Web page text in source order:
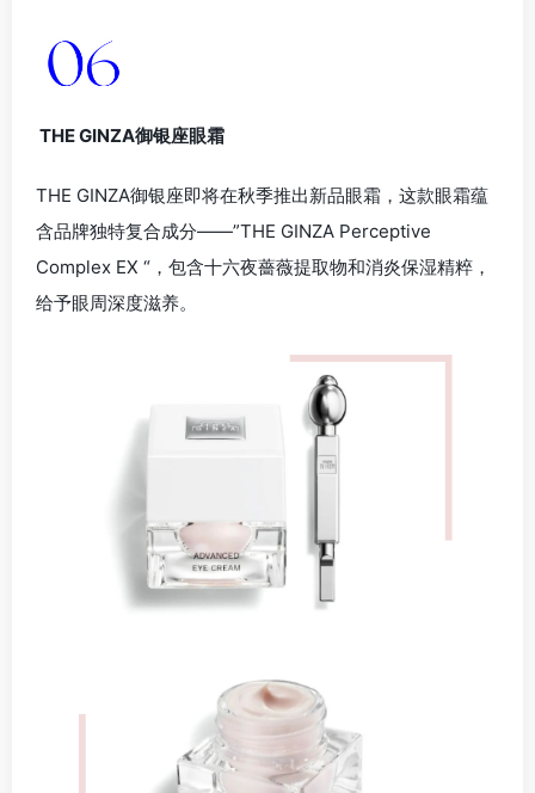
THE GINZA御银座眼霜
THE GINZA御银座即将在秋季推出新品眼霜，这款眼霜蕴
含品牌独特复合成分——”THE GINZA Perceptive
Complex EX “，包含十六夜薔薇提取物和消炎保湿精粹，
给予眼周深度滋养。